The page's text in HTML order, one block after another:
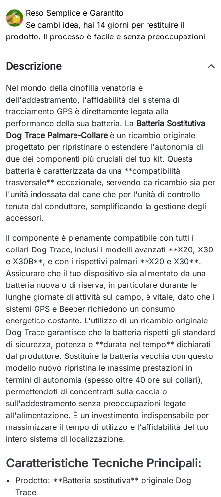
Reso Semplice e Garantito
Se cambi idea, hai 14 giorni per restituire il
prodotto. Il processo è facile e senza preoccupazioni
Descrizione
Nel mondo della cinofilia venatoria e
dell'addestramento, l'affidabilità del sistema di
tracciamento GPS è direttamente legata alla
performance della sua batteria. La Batteria Sostitutiva
Dog Trace Palmare-Collareè un ricambio originale
progettato per ripristinare o estendere l'autonomia di
due dei componenti più cruciali del tuo kit. Questa
batteria è caratterizzata da una **compatibilità
trasversale** eccezionale, servendo da ricambio sia per
l'unità indossata dal cane che per l'unità di controllo
tenuta dal conduttore, semplificando la gestione degli
accessori.
Il componente è pienamente compatibile con tutti i
collari Dog Trace, inclusi i modelli avanzati **X20, X30
e X30B**, e con i rispettivi palmari **X20 e X30**.
Assicurare che il tuo dispositivo sia alimentato da una
batteria nuova o di riserva, in particolare durante le
lunghe giornate di attività sul campo, è vitale, dato che i
sistemi GPS e Beeper richiedono un consumo
energetico costante. L'utilizzo di un ricambio originale
Dog Trace garantisce che la batteria rispetti gli standard
di sicurezza, potenza e **durata nel tempo** dichiarati
dal produttore. Sostituire la batteria vecchia con questo
modello nuovo ripristina le massime prestazioni in
termini di autonomia (spesso oltre 40 ore sui collari),
permettendoti di concentrarti sulla caccia o
sull'addestramento senza preoccupazioni legate
all'alimentazione. È un investimento indispensabile per
massimizzare il tempo di utilizzo e l'affidabilità del tuo
intero sistema di localizzazione.
Caratteristiche Tecniche Principali:
Prodotto: **Batteria sostitutiva** originale Dog
Trace.